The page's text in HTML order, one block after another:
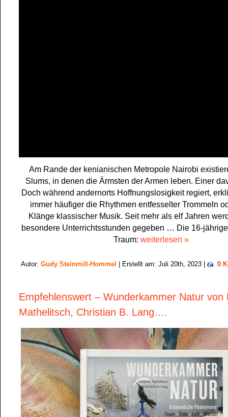
Am Rande der kenianischen Metropole Nairobi
Slums, in denen die Ärmsten der Armen leben. Einer
Doch während andernorts Hoffnungslosigkeit regiert,
immer häufiger die Rhythmen entfesselter Trommeln
Klänge klassischer Musik. Seit mehr als elf Jahren
besondere Unterrichtsstunden gegeben … Die 16-
Traum: weiterlesen »
Autor: Gudy Steinmill-Hommel | Erstellt am: Juli 20th, 2023 | 0
Empfehlenswert – Wunderkammer Natur von
Mathelitsch, Christian B. Lang….